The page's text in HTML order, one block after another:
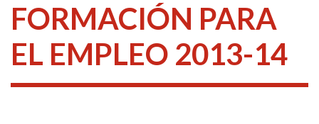
FORMACIÓN PARA
EL EMPLEO 2013-14